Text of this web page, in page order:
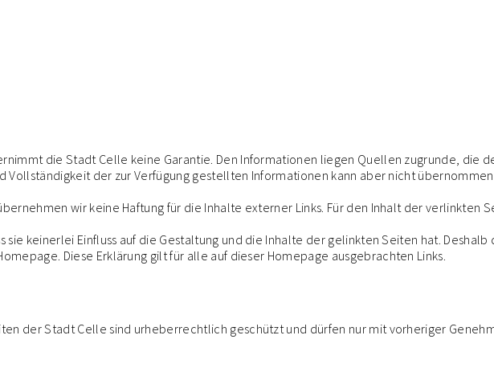
die Stadt Celle keine Garantie. Den Informationen liegen Quellen zugrunde, die
Vollständigkeit der zur Verfügung gestellten Informationen kann aber nicht
wir keine Haftung für die Inhalte externer Links. Für den Inhalt der verlinkten
sie keinerlei Einfluss auf die Gestaltung und die Inhalte der gelinkten Seiten hat.
Diese Erklärung gilt für alle auf dieser Homepage ausgebrachten Links.
der Stadt Celle sind urheberrechtlich geschützt und dürfen nur mit vorheriger